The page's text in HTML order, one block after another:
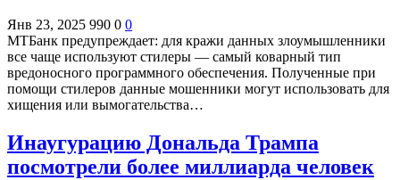
Янв 23, 2025 990 0 0
МТБанк предупреждает: для кражи данных злоумышленники
все чаще используют стилеры — самый коварный тип
вредоносного программного обеспечения. Полученные при
помощи стилеров данные мошенники могут использовать для
хищения или вымогательства…
Инаугурацию Дональда Трампа
посмотрели более миллиарда человек